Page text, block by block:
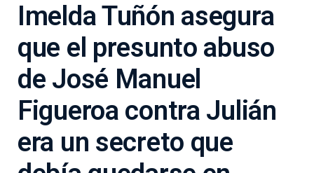
Imelda Tuñón asegura
que el presunto abuso
de José Manuel
Figueroa contra Julián
era un secreto que